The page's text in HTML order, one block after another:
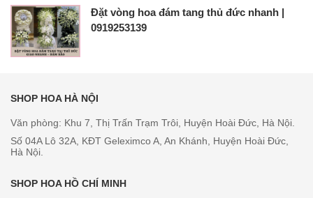
Đặt vòng hoa đám tang thủ đức nhanh |
0919253139
SHOP HOA HÀ NỘI
Văn phòng: Khu 7, Thị Trấn Trạm Trôi, Huyện Hoài Đức, Hà Nội.
Số 04A Lô 32A, KĐT Geleximco A, An Khánh, Huyện Hoài Đức,
Hà Nội.
SHOP HOA HỒ CHÍ MINH